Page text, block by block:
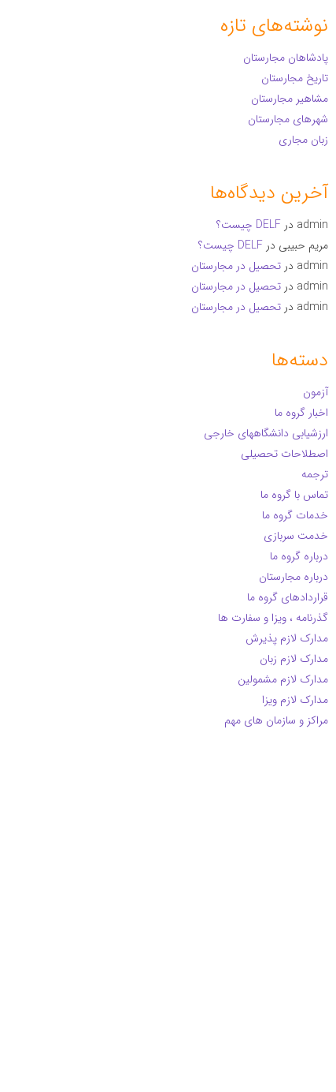
نوشته‌های تازه
پادشاهان مجارستان
تاریخ مجارستان
مشاهیر مجارستان
شهرهای مجارستان
زبان مجاری
آخرین دیدگاه‌ها
admin در DELF چیست؟
مریم حبیبی در DELF چیست؟
admin در تحصیل در مجارستان
admin در تحصیل در مجارستان
admin در تحصیل در مجارستان
دسته‌ها
آزمون
اخبار گروه ما
ارزشیابی دانشگاههای خارجی
اصطلاحات تحصیلی
ترجمه
تماس با گروه ما
خدمات گروه ما
خدمت سربازی
درباره گروه ما
درباره مجارستان
قراردادهای گروه ما
گذرنامه ، ویزا و سفارت ها
مدارک لازم پذیرش
مدارک لازم زبان
مدارک لازم مشمولین
مدارک لازم ویزا
مراکز و سازمان های مهم